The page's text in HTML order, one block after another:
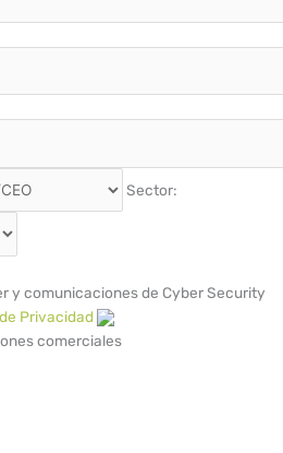
Sector:
y comunicaciones de Cyber Security
Privacidad
comerciales